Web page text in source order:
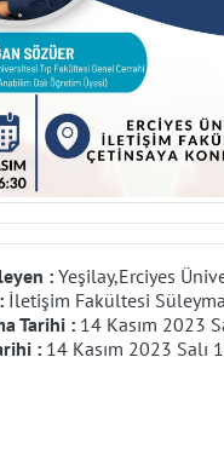
: Yeşilay,Erciyes
İletişim Fakültesi
Tarihi : 14 Kasım 2023
: 14 Kasım 2023 Salı